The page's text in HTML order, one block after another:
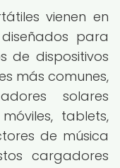
vienen en
para
de dispositivos
más comunes,
solares
tablets,
de música
cargadores